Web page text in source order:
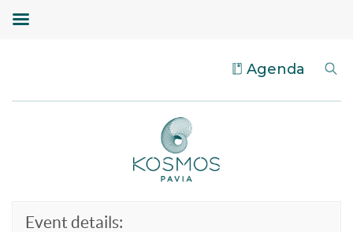
Agenda
Event details: